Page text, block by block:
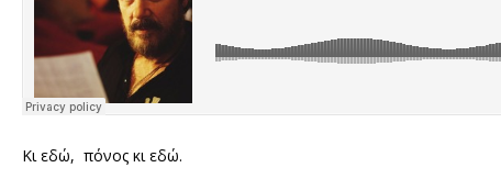
Κι εδώ, πόνος κι εδώ.